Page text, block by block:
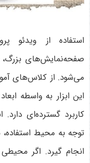
استفاده از ویدئو
صفحه‌نمایش‌های بزرگ،
می‌شود. از کلاس‌های
این ابزار به واسطه
کاربرد گسترده‌ای دارد.
توجه به محیط
انجام گیرد. اگر